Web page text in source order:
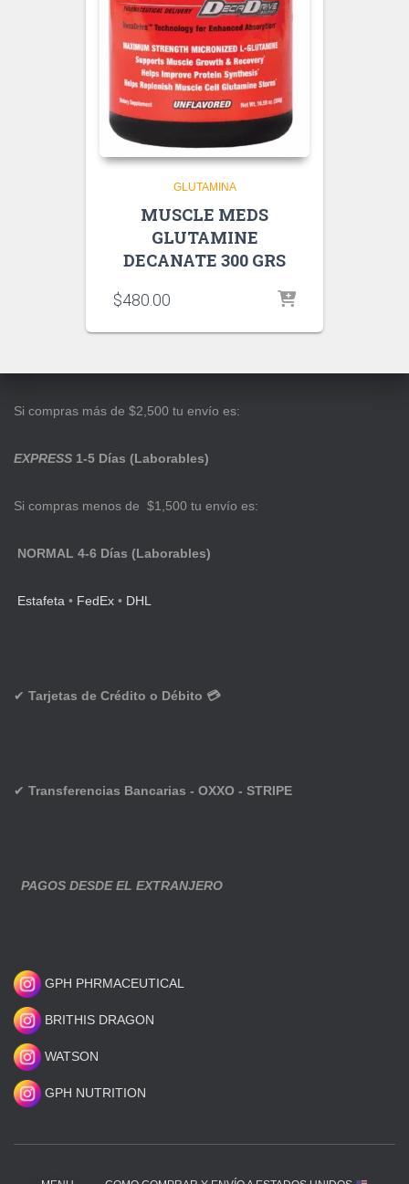
GLUTAMINA
MUSCLE MEDS
GLUTAMINE
DECANATE 300 GRS
$480.00
Si compras más de $2,500 tu envío es:
EXPRESS 1-5 Días (Laborables)
Si compras menos de $1,500 tu envío es:
NORMAL 4-6 Días (Laborables)
Estafeta • FedEx • DHL
✔ Tarjetas de Crédito o Débito 💳
✔ Transferencias Bancarias - OXXO - STRIPE
PAGOS DESDE EL EXTRANJERO
GPH PHRMACEUTICAL
BRITHIS DRAGON
WATSON
GPH NUTRITION